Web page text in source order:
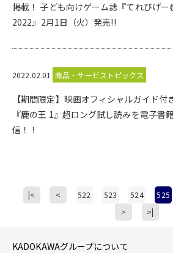
掲載！ 子ども向けゲーム誌『てれびげ
2022』2月1日（火）発売!!
2022.02.01 商品・サービストピックス
【期間限定】映画オフィシャルガイド
『鹿の王 1』超ロング試し読みを電子書
信！！
|< < 522 523 524 525
>
>|
KADOKAWAグループについて